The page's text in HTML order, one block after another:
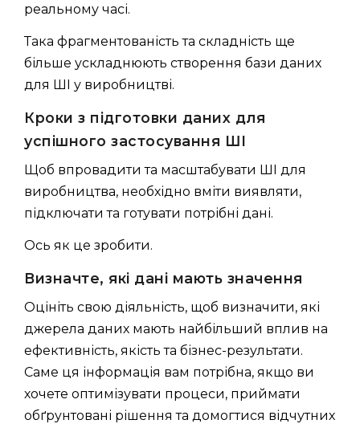
реальному часі.
Така фрагментованість та складність ще
більше ускладнюють створення бази даних
для ШІ у виробництві.
Кроки з підготовки даних для
успішного застосування ШІ
Щоб впровадити та масштабувати ШІ для
виробництва, необхідно вміти виявляти,
підключати та готувати потрібні дані.
Ось як це зробити.
Визначте, які дані мають значення
Оцініть свою діяльність, щоб визначити, які
джерела даних мають найбільший вплив на
ефективність, якість та бізнес-результати.
Саме ця інформація вам потрібна, якщо ви
хочете оптимізувати процеси, приймати
обґрунтовані рішення та домогтися відчутних